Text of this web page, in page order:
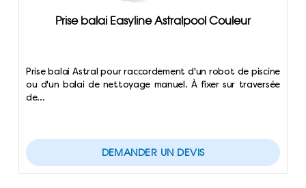
Prise balai Easyline Astralpool Couleur
Prise balai Astral pour raccordement d'un robot de piscine
ou d'un balai de nettoyage manuel. À fixer sur traversée
de…
DEMANDER UN DEVIS